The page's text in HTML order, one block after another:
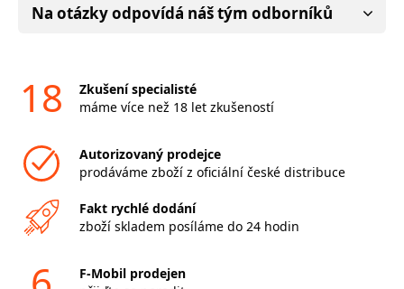
Na otázky odpovídá náš tým odborníků
18
Zkušení specialisté
máme více než 18 let zkušeností
Autorizovaný prodejce
prodáváme zboží z oficiální české distribuce
Fakt rychlé dodání
zboží skladem posíláme do 24 hodin
F-Mobil prodejen